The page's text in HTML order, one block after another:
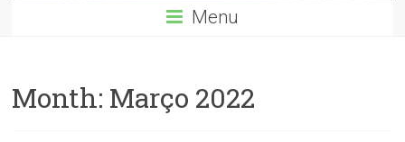
Menu
Month: Março 2022